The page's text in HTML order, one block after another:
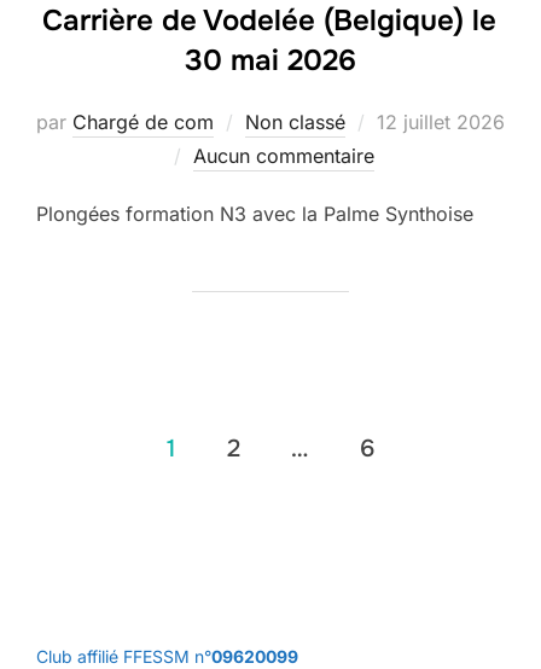
Carrière de Vodelée (Belgique) le
30 mai 2026
par Chargé de com Non classé
Publié
12 juillet 2026
Aucun commentaire
Plongées formation N3 avec la Palme Synthoise
Pagination
1 2 … 6
Club affilié FFESSM n°09620099